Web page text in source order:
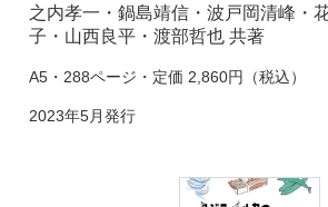
之内孝一・鍋島靖信・波戸岡清峰・
子・山西良平・渡部哲也 共著
A5・288ページ・定価 2,860円（税込）
2023年5月発行